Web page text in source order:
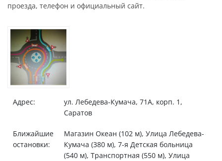
проезда, телефон и официальный сайт.
Адрес:
ул. Лебедева-Кумача, 71А, корп. 1,
Саратов
Ближайшие
остановки:
Магазин Океан (102 м), Улица Лебедева-
Кумача (380 м), 7-я Детская больница
(540 м), Транспортная (550 м), Улица